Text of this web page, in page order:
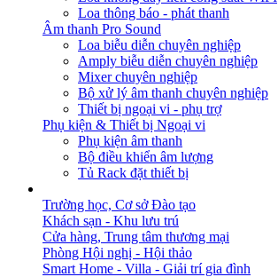
Loa thông báo - phát thanh
Âm thanh Pro Sound
Loa biễu diễn chuyên nghiệp
Amply biễu diễn chuyên nghiệp
Mixer chuyên nghiệp
Bộ xử lý âm thanh chuyên nghiệp
Thiết bị ngoại vi - phụ trợ
Phụ kiện & Thiết bị Ngoại vi
Phụ kiện âm thanh
Bộ điều khiển âm lượng
Tủ Rack đặt thiết bị
Trường học, Cơ sở Đào tạo
Khách sạn - Khu lưu trú
Cửa hàng, Trung tâm thương mại
Phòng Hội nghị - Hội thảo
Smart Home - Villa - Giải trí gia đình